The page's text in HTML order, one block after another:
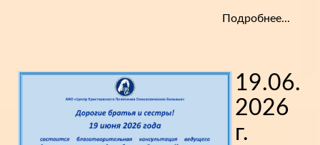
Подробнее...
19.06.
2026
г.